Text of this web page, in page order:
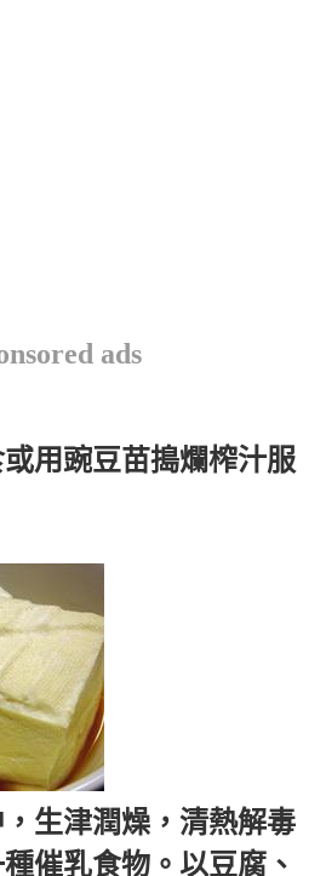
ads
用豌豆苗搗爛榨汁服
生津潤燥，清熱解毒
催乳食物。以豆腐、